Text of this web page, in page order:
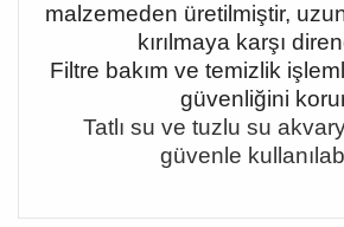
malzemeden üretilmiştir,
kırılmaya karşı
Filtre bakım ve temizlik
güvenliğini
Tatlı su ve tuzlu su
güvenle